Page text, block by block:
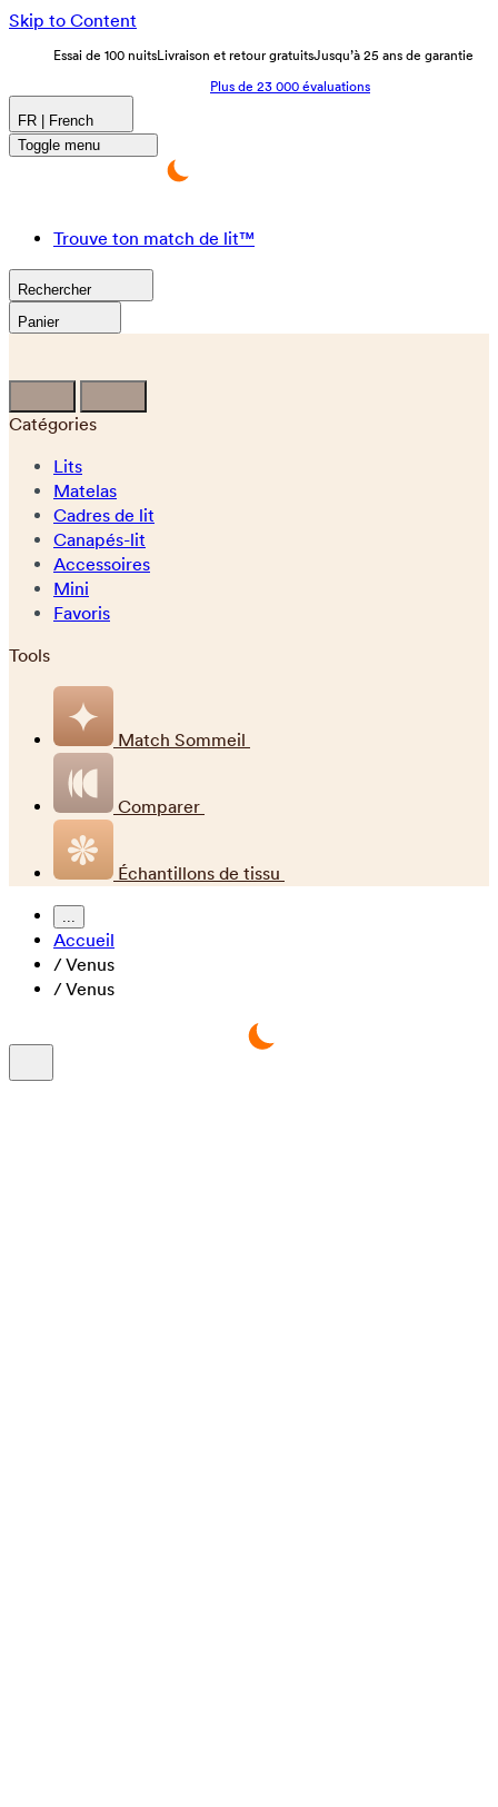
Skip to Content
Essai de 100 nuitsLivraison et retour gratuitsJusqu’à 25 ans de garantie
Plus de 23 000 évaluations
FR | French
Toggle menu
Trouve ton match de lit™
Rechercher
Panier
Catégories
Lits
Matelas
Cadres de lit
Canapés-lit
Accessoires
Mini
Favoris
Tools
Match Sommeil
Comparer
Échantillons de tissu
...
Accueil
/Venus
/Venus